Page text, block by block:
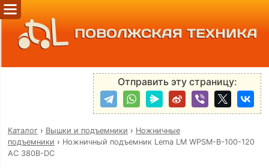
ПОВОЛЖСКАЯ ТЕХНИКА
Отправить эту страницу:
Каталог› Вышки и подъемники › Ножничные
подъемники › Ножничный подъемник Lema LM WPSM-B-100-120
AC 380B-DC